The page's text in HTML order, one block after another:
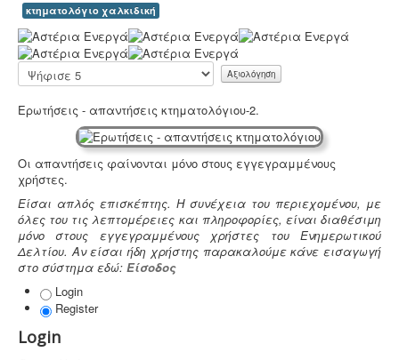
της σχετικής άδειας. Η άδεια εκδίδεται μετά από
την έγκριση της σχετικής περιβαλλοντικής μελέτης
οργάνωσης του δικτύου συλλογής και μεταφοράς.
Μελέτη - άδεια διάθεσης υγρών αποβλήτων -
όλες τις επιχειρήσεις του νομού Θεσσαλονίκης η ΕΥΑΘ
παραγωγής / επεξεργασίας / διάθεσης υγρών
αποβλήτων, προκειμένου να εκδώσει την άδεια
διάθεσης - σύνδεσης με το δίκτυο αποχέτευσης (ειδικός
κανονισμός αποχέτευσης ΦΕΚ 1793Β-2018).
Νομιμοποίηση γεώτρησης -
ακινήτων, στα οποία υπάρχει γεώτρηση, εκτελούνται
κατόπιν νομιμοποίησης της γεώτρησης. Για να
κτηματολόγιο χαλκιδική
Α
ξ
ι
ο
ό
σ
η
ρ
ή
σ
τ
η
Παρακαλώ
αξιολογήστε
Ερωτήσεις - απαντήσεις κτηματολόγιου-2.
Οι απαντήσεις φαίνονται μόνο στους εγγεγραμμένους
χρήστες.
Είσαι απλός επισκέπτης. Η συνέχεια του περιεχομένου, με
όλες του τις λεπτομέρειες και πληροφορίες, είναι διαθέσιμη
μόνο στους εγγεγραμμένους χρήστες του Ενημερωτικού
Δελτίου. Αν είσαι ήδη χρήστης παρακαλούμε κάνε εισαγωγή
στο σύστημα εδώ: Είσοδος
Login
Register
Login